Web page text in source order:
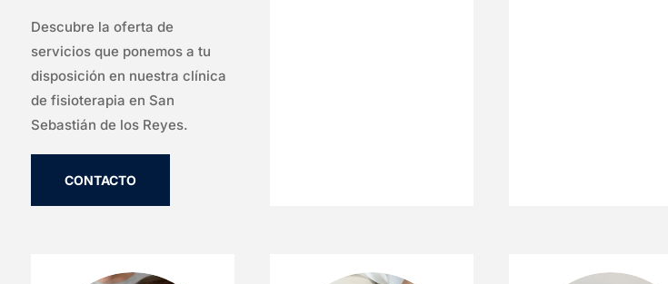
Descubre la oferta de
servicios que ponemos a tu
disposición en nuestra clínica
de fisioterapia en San
Sebastián de los Reyes.
CONTACTO